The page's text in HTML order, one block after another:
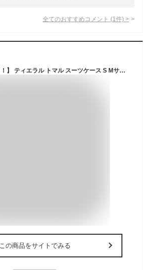
全てのおすすめコメント (1 件) >
【スーツケース 下取り！】 ティエラル トマル スーツケース S Mサイズ ストッパー付 容量拡張 フロントオープン キャリーバッグ キャリーケース 軽量 静音 底面ハンドル 頑丈 4輪 50L〜56L 4泊 5泊 かわいい おすすめ おしゃれ TIERRAL TOMARU
この商品をサイトでみる